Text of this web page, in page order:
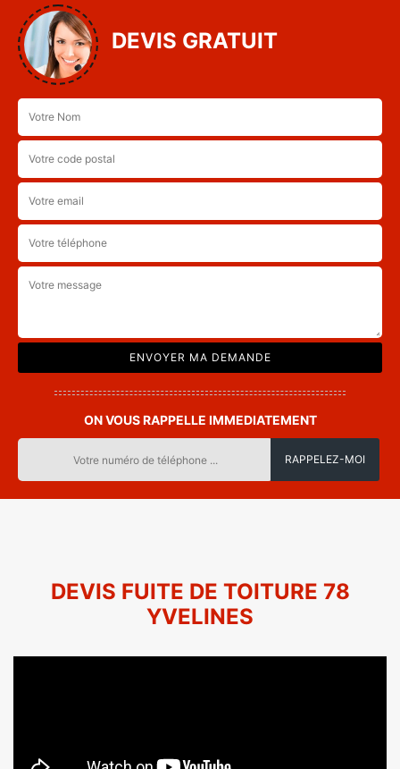
DEVIS GRATUIT
ON VOUS RAPPELLE IMMEDIATEMENT
DEVIS FUITE DE TOITURE 78
YVELINES